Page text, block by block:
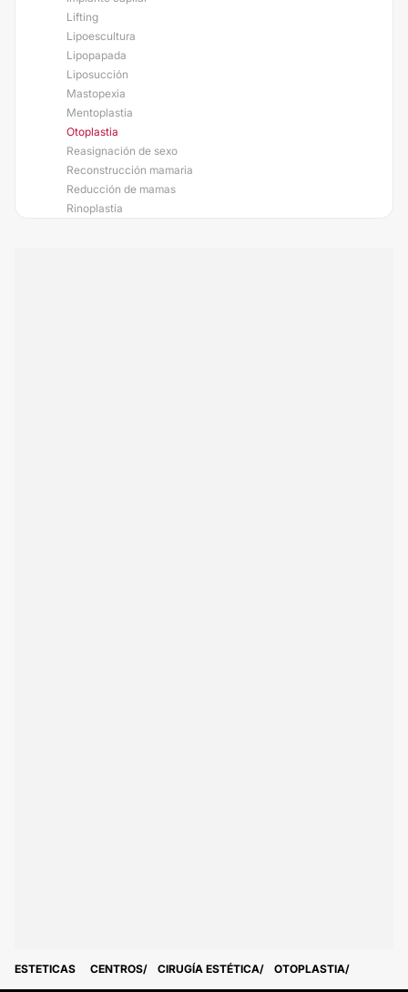
Lifting
Lipoescultura
Lipopapada
Liposucción
Mastopexia
Mentoplastia
Otoplastia
Reasignación de sexo
Reconstrucción mamaria
Reducción de mamas
Rinoplastia
ESTETICAS CENTROS CIRUGÍA ESTÉTICA OTOPLASTIA